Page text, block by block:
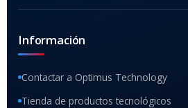
Información
Contactar a Optimus Technology
Tienda de productos tecnológicos